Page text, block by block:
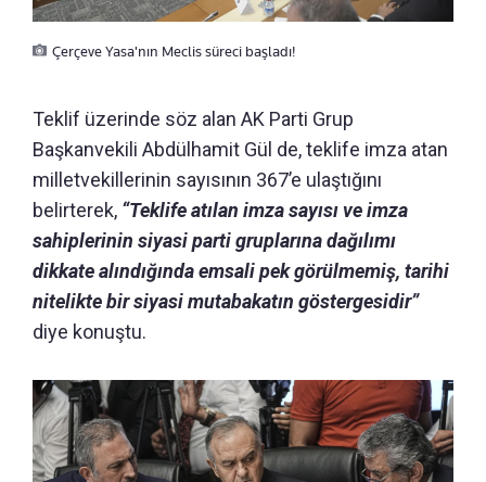
Çerçeve Yasa'nın Meclis süreci başladı!
Teklif üzerinde söz alan AK Parti Grup
Başkanvekili Abdülhamit Gül de, teklife imza atan
milletvekillerinin sayısının 367’e ulaştığını
belirterek, “Teklife atılan imza sayısı ve imza
sahiplerinin siyasi parti gruplarına dağılımı
dikkate alındığında emsali pek görülmemiş, tarihi
nitelikte bir siyasi mutabakatın göstergesidir”
diye konuştu.